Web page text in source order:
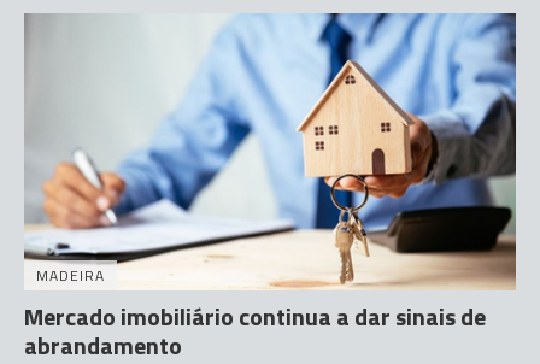
MADEIRA
Mercado imobiliário continua a dar sinais de
abrandamento